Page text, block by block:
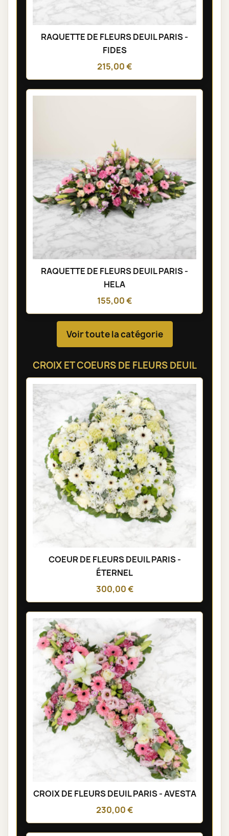
RAQUETTE DE FLEURS DEUIL PARIS -
FIDES
215,00 €
RAQUETTE DE FLEURS DEUIL PARIS -
HELA
155,00 €
Voir toute la catégorie
CROIX ET COEURS DE FLEURS DEUIL
COEUR DE FLEURS DEUIL PARIS -
ÉTERNEL
300,00 €
CROIX DE FLEURS DEUIL PARIS - AVESTA
230,00 €